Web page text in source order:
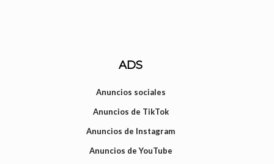
ADS
Anuncios sociales
Anuncios de TikTok
Anuncios de Instagram
Anuncios de YouTube